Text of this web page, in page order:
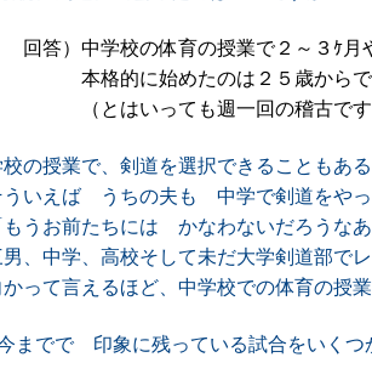
答）中学校の体育の授業で２～３ｹ月
格的に始めたのは２５歳からで
とはいっても週一回の稽古です
校の授業で、剣道を選択できることもあ
ういえば うちの夫も 中学で剣道をやっ
もうお前たちには かなわないだろうな
男、中学、高校そして未だ大学剣道部で
かって言えるほど、中学校での体育の授
までで 印象に残っている試合をいくつ